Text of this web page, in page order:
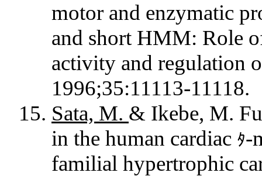
motor and enzymatic
and short HMM: Role
activity and regulation
1996;35:11113-11118.
Sata, M. & Ikebe, M.
in the human cardiac ﾀ-
familial hypertrophic